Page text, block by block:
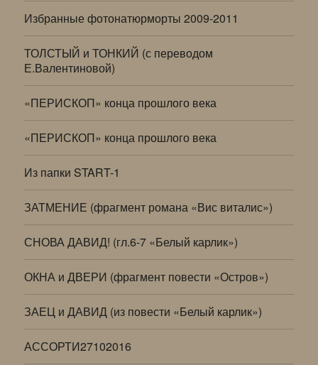
Избранные фотонатюрморты 2009-2011
ТОЛСТЫЙ и ТОНКИЙ (с переводом
Е.Валентиновой)
«ПЕРИСКОП» конца прошлого века
«ПЕРИСКОП» конца прошлого века
Из папки START-1
ЗАТМЕНИЕ (фрагмент романа «Вис виталис»)
СНОВА ДАВИД! (гл.6-7 «Белый карлик»)
ОКНА и ДВЕРИ (фрагмент повести «Остров»)
ЗАЕЦ и ДАВИД (из повести «Белый карлик»)
АССОРТИ27102016